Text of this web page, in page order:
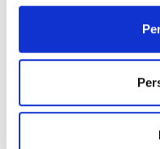
descargas
Los productos
listos para una